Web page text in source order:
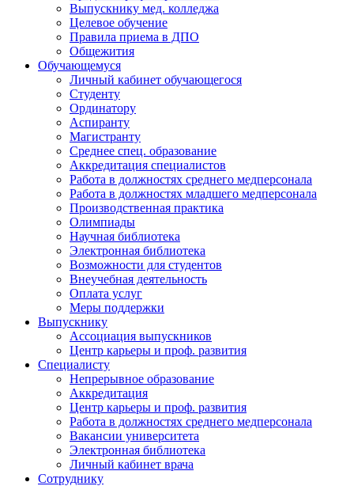
Выпускнику мед. колледжа
Целевое обучение
Правила приема в ДПО
Общежития
Обучающемуся
Личный кабинет обучающегося
Студенту
Ординатору
Аспиранту
Магистранту
Среднее спец. образование
Аккредитация специалистов
Работа в должностях среднего медперсонала
Работа в должностях младшего медперсонала
Производственная практика
Олимпиады
Научная библиотека
Электронная библиотека
Возможности для студентов
Внеучебная деятельность
Оплата услуг
Меры поддержки
Выпускнику
Ассоциация выпускников
Центр карьеры и проф. развития
Специалисту
Непрерывное образование
Аккредитация
Центр карьеры и проф. развития
Работа в должностях среднего медперсонала
Вакансии университета
Электронная библиотека
Личный кабинет врача
Сотруднику